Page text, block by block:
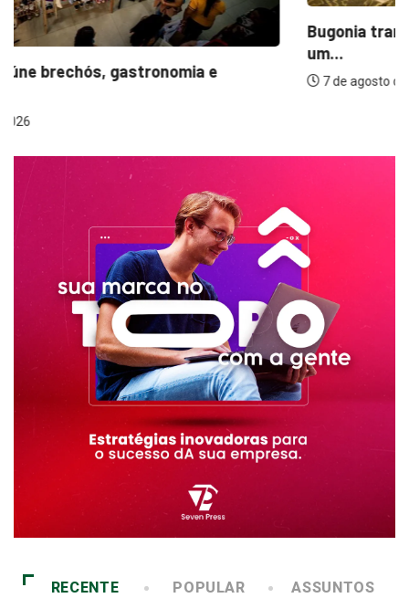
Bugonia transforma paranoia e conspiração em
um...
7 de agosto de 2026
RECENTE POPULAR ASSUNTOS